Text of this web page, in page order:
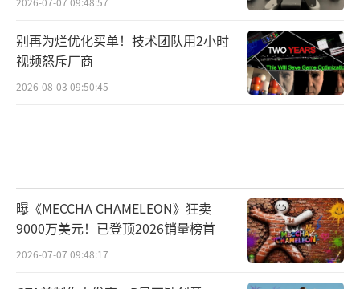
别再为烂优化买单！技术团队用2小时
视频怒斥厂商
2026-08-03 09:50:45
曝《MECCHA CHAMELEON》狂卖
9000万美元！已登顶2026销量榜首
2026-07-07 09:48:17